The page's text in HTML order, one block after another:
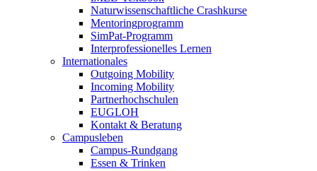
Naturwissenschaftliche Crashkurse
Mentoringprogramm
SimPat-Programm
Interprofessionelles Lernen
Internationales
Outgoing Mobility
Incoming Mobility
Partnerhochschulen
EUGLOH
Kontakt & Beratung
Campusleben
Campus-Rundgang
Essen & Trinken